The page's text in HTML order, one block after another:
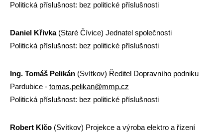
Politická příslušnost: bez politické příslušnosti
Daniel Křivka(Staré Čívice) Jednatel společnosti
Politická příslušnost: bez politické příslušnosti
Ing. Tomáš Pelikán (Svítkov) Ředitel Dopravního podniku
Pardubice - tomas.pelikan@mmp.cz
Politická příslušnost: bez politické příslušnosti
Robert Klčo (Svítkov) Projekce a výroba elektro a řízení